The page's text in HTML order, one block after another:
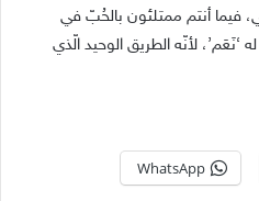
فيما أنتم ممتلئون بالحُبّ في
لأنّه الطريق الوحيد الّذي
WhatsApp